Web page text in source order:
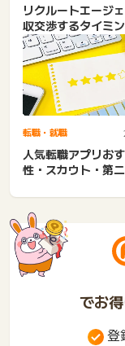
リクルートエージ
収交渉するタイミ
定取り消しで後悔
与...
転職・就職
人気転職アプリお
性・スカウト・第
でお
登